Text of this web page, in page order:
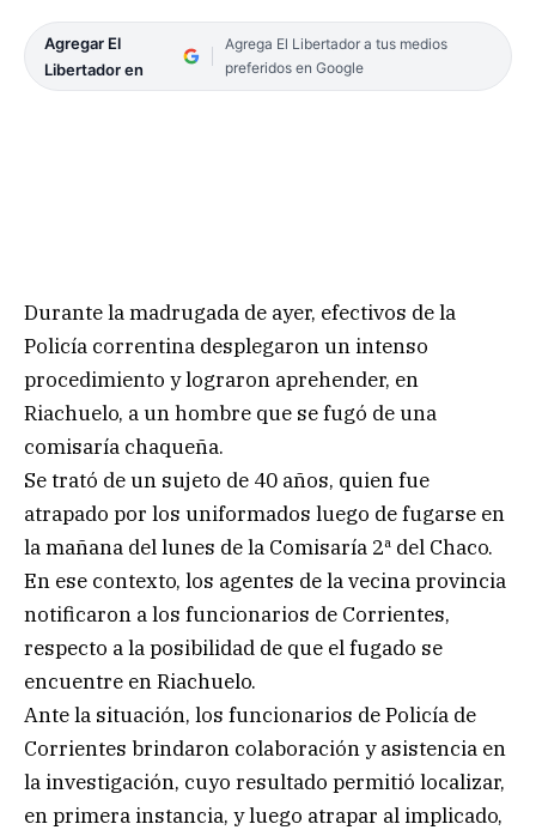
Agregar El
Libertador en
Agrega El Libertador a tus medios
preferidos en Google
Durante la madrugada de ayer, efectivos de la
Policía correntina desplegaron un intenso
procedimiento y lograron aprehender, en
Riachuelo, a un hombre que se fugó de una
comisaría chaqueña.
Se trató de un sujeto de 40 años, quien fue
atrapado por los uniformados luego de fugarse en
la mañana del lunes de la Comisaría 2ª del Chaco.
En ese contexto, los agentes de la vecina provincia
notificaron a los funcionarios de Corrientes,
respecto a la posibilidad de que el fugado se
encuentre en Riachuelo.
Ante la situación, los funcionarios de Policía de
Corrientes brindaron colaboración y asistencia en
la investigación, cuyo resultado permitió localizar,
en primera instancia, y luego atrapar al implicado,